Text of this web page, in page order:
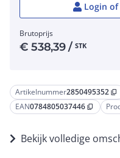
Artikelnummer2850495352 content_copy
EAN0784805037446 content_copy
Bekijk volledige
Login
Brutoprijs
€538,39/ STK